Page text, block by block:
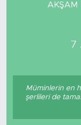
AKŞAM
7
Müminlerin en
şerlileri de
Adaklı-Kiğı
MD Prestij
Siyaset
Tüm